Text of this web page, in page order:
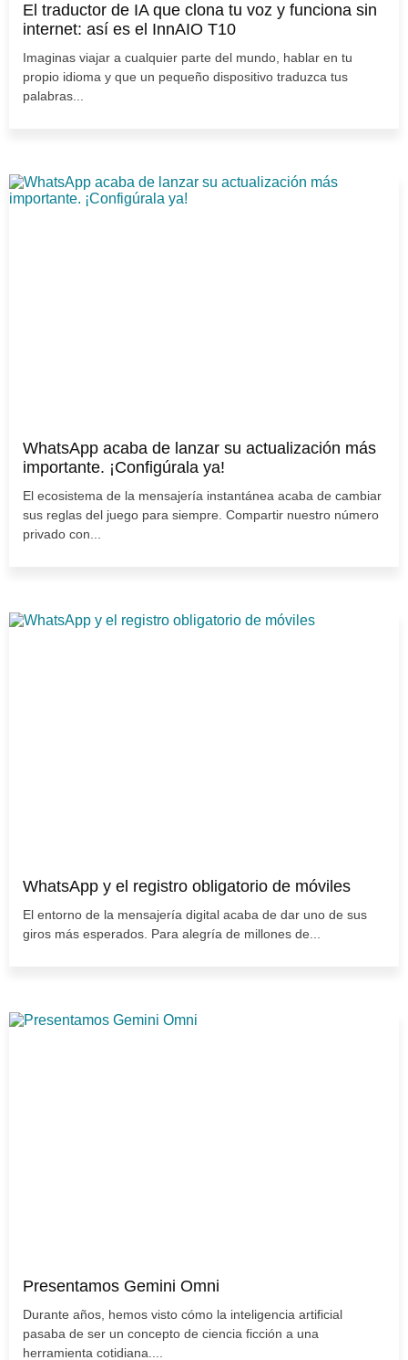
El traductor de IA que clona tu voz y funciona sin
internet: así es el InnAIO T10
Imaginas viajar a cualquier parte del mundo, hablar en tu
propio idioma y que un pequeño dispositivo traduzca tus
palabras...
WhatsApp acaba de lanzar su actualización más
importante. ¡Configúrala ya!
El ecosistema de la mensajería instantánea acaba de cambiar
sus reglas del juego para siempre. Compartir nuestro número
privado con...
WhatsApp y el registro obligatorio de móviles
El entorno de la mensajería digital acaba de dar uno de sus
giros más esperados. Para alegría de millones de...
Presentamos Gemini Omni
Durante años, hemos visto cómo la inteligencia artificial
pasaba de ser un concepto de ciencia ficción a una
herramienta cotidiana....